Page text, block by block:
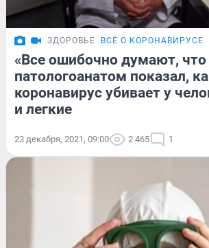
ЗДОРОВЬЕ ВСЁ О КОРОНАВИРУСЕ
«Все ошибочно думают, что
патологоанатом показал,
коронавирус убивает у
и легкие
23 декабря, 2021, 09:00 2 465 1